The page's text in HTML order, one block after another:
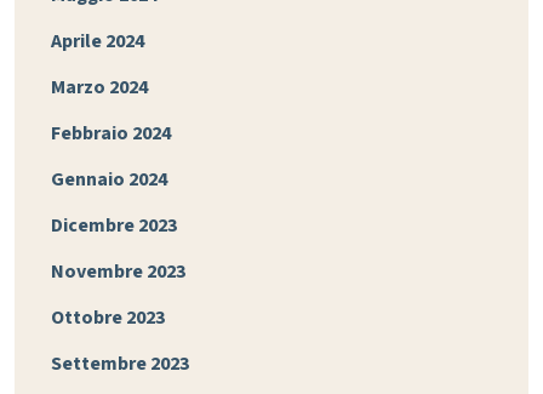
Aprile 2024
Marzo 2024
Febbraio 2024
Gennaio 2024
Dicembre 2023
Novembre 2023
Ottobre 2023
Settembre 2023